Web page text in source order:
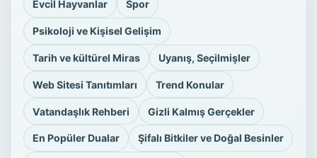
Evcil Hayvanlar Spor
Psikoloji ve Kişisel Gelişim
Tarih ve kültürel Miras Uyanış, Seçilmişler
Web Sitesi Tanıtımları Trend Konular
Vatandaşlık Rehberi Gizli Kalmış Gerçekler
En Popüler Dualar Şifalı Bitkiler ve Doğal Besinler